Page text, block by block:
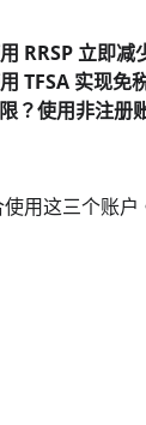
RRSP 立即
TFSA 实现免
？使用非注册
用这三个账户